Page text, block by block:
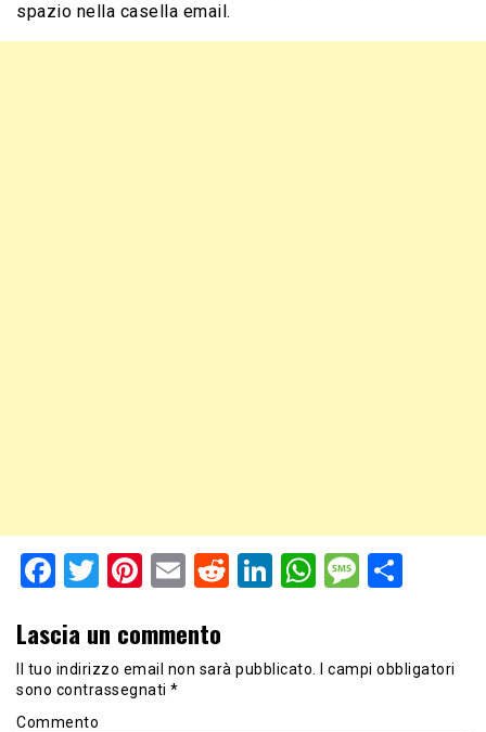
spazio nella casella email.
Facebook
Twitter
Pinterest
EmailRedditLinkedIn
WhatsApp
Lascia un commento
Il tuo indirizzo email non sarà pubblicato. I campi obbligatori
sono contrassegnati *
Commento